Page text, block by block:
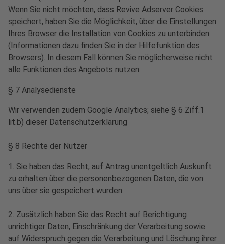
Wenn Sie nicht möchten, dass Revive Adserver Cookies
speichert, haben Sie die Möglichkeit, über die Einstellungen
Ihres Browser die Installation von Cookies zu unterbinden
(Informationen dazu finden Sie in der Hilfefunktion des
Browsers). In diesem Fall können Sie möglicherweise nicht
alle Funktionen des Angebots nutzen.
§ 7 Analysedienste
Wir verwenden zudem Google Analytics; siehe § 6 Ziff.1
lit.b) dieser Datenschutzerklärung
§ 8 Rechte der Nutzer
1. Sie haben das Recht, auf Antrag unentgeltlich Auskunft
zu erhalten über die personenbezogenen Daten, die von
uns über sie gespeichert wurden.
2. Zusätzlich haben Sie das Recht auf Berichtigung
unrichtiger Daten, Einschränkung der Verarbeitung sowie
auf Widerspruch gegen die Verarbeitung und Löschung ihrer